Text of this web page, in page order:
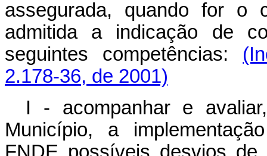
assegurada, quando for o
admitida a indicação de
seguintes competências:
2.178-36, de 2001)
I - acompanhar e
Município, a
FNDE possíveis desvios